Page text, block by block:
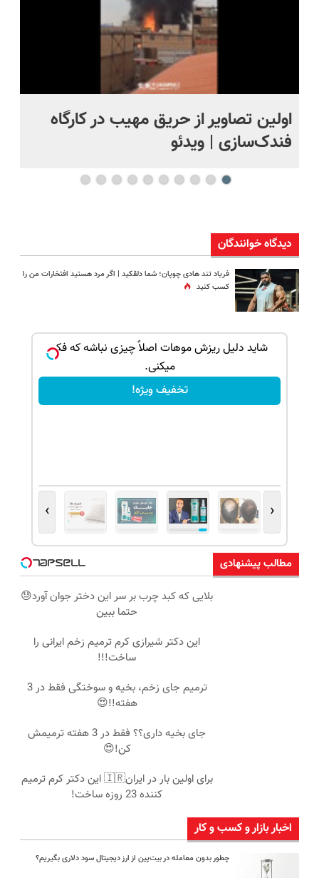
اولین تصاویر از حریق مهیب در کارگاه
فندک‌سازی | ویدئو
دیدگاه خوانندگان
فریاد تند هادی چوپان؛‌ شما دلقکید | اگر مرد هستید افتخارات من را
کسب کنید
شاید دلیل ریزش موهات اصلاً چیزی نباشه که فکر
میکنی.
تخفیف ویژه!
‹
›
مطالب پیشنهادی
بلایی که کبد چرب بر سر این دختر جوان آورد😓
حتما ببین
این دکتر شیرازی کرم ترمیم زخم ایرانی را
ساخت!!!
ترمیم جای زخم، بخیه و سوختگی فقط در 3
هفته!!😍
جای بخیه داری؟؟ فقط در 3 هفته ترمیمش
کن!😍
برای اولین بار در ایران🇮🇷 این دکتر کرم ترمیم
کننده 23 روزه ساخت!
اخبار بازار و کسب و کار
چطور بدون معامله در بیت‌پین از ارز دیجیتال سود دلاری بگیریم؟